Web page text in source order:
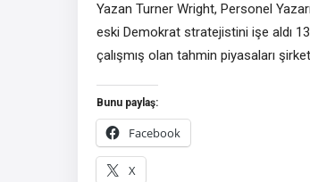
Yazan Turner Wright, Personel
eski Demokrat stratejistini işe aldı
çalışmış olan tahmin piyasaları
Bunu paylaş:
Facebook
X